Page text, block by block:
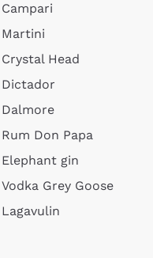
Campari
Martini
Crystal Head
Dictador
Dalmore
Rum Don Papa
Elephant gin
Vodka Grey Goose
Lagavulin